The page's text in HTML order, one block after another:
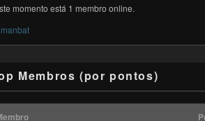
momento está 1 membro online.
manbat
Membros (por pontos)